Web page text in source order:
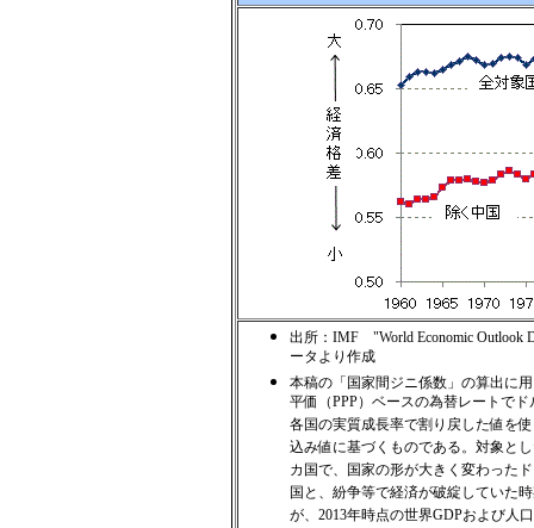
出所：IMF "World Economic Outlook
ータより作成
本稿の「国家間ジニ係数」の算出に
平価（PPP）ベースの為替レートで
各国の実質成長率で割り戻した値を
込み値に基づくものである。対象と
カ国で、国家の形が大きく変わった
国と、紛争等で経済が破綻していた
が、2013年時点の世界GDPおよび人